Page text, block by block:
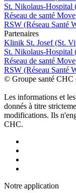
St. Nikolaus-Hospital
Réseau de santé Move
RSW (Réseau Santé
Partenaires
Klinik St. Josef (St.
St. Nikolaus-Hospital
Réseau de santé Move
RSW (Réseau Santé
© Groupe santé CHC
Les informations et
donnés à titre
modifications. Ils
CHC.
Notre application